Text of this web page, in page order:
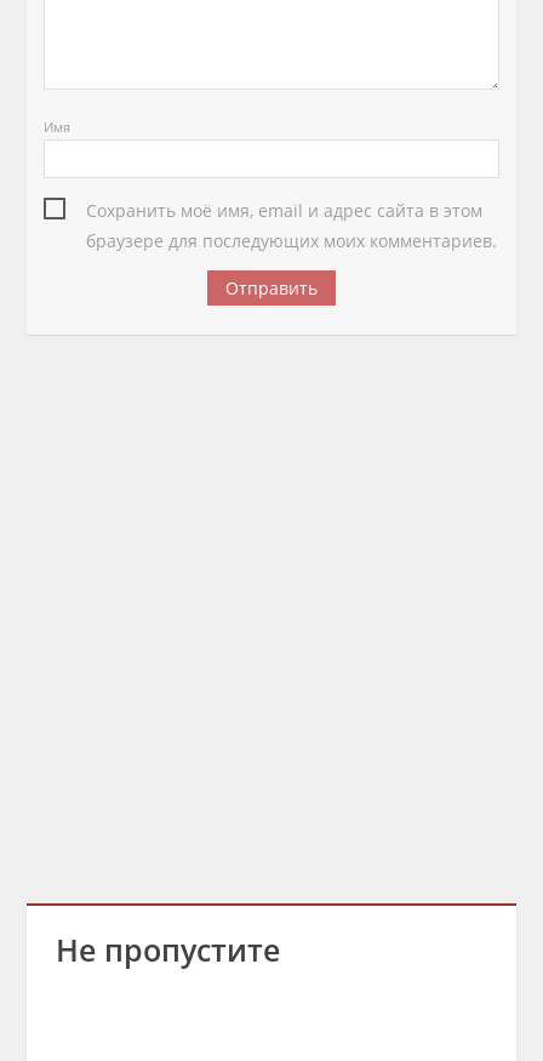
Имя
Сохранить моё имя, email и адрес сайта в этом
браузере для последующих моих комментариев.
Не пропустите